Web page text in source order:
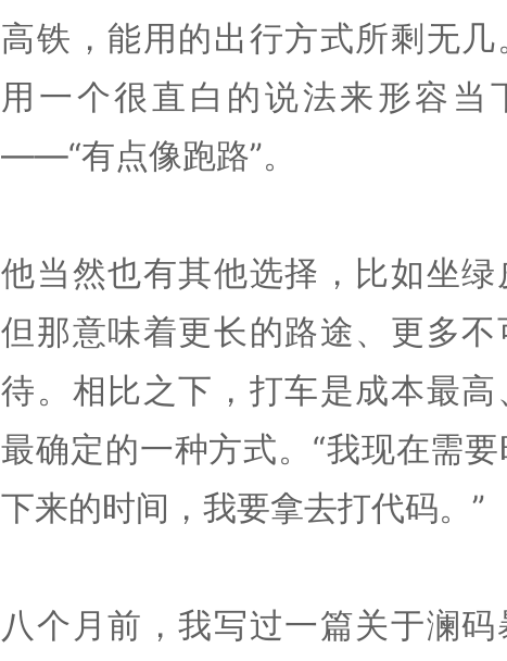
高铁，能用的出行方式所剩无几
用一个很直白的说法来形容当
——“有点像跑路”。
他当然也有其他选择，比如坐绿
但那意味着更长的路途、更多不
待。相比之下，打车是成本最高
最确定的一种方式。“我现在需
下来的时间，我要拿去打代码。”
八个月前，我写过一篇关于澜码